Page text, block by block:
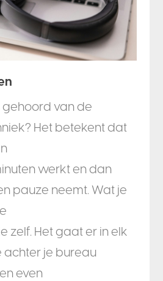
gehoord van de
Het betekent dat
werkt en dan
pauze neemt. Wat je
zelf. Het gaat er in elk
achter je bureau
even